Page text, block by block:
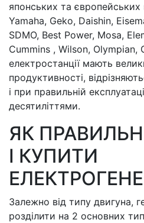
японських та європейських
Yamaha, Geko, Daishin,
SDMO, Best Power, Mosa,
Cummins , Wilson, Olympian,
електростанції мають
продуктивності,
і при правильній
десятиліттями.
ЯК
І КУПИТИ
Залежно від типу двигуна,
розділити на 2 основних